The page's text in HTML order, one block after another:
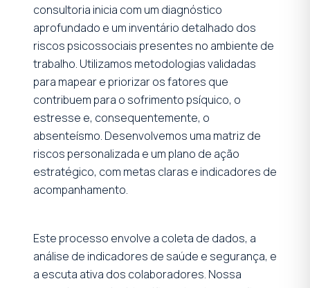
consultoria inicia com um diagnóstico
aprofundado e um inventário detalhado dos
riscos psicossociais presentes no ambiente de
trabalho. Utilizamos metodologias validadas
para mapear e priorizar os fatores que
contribuem para o sofrimento psíquico, o
estresse e, consequentemente, o
absenteísmo. Desenvolvemos uma matriz de
riscos personalizada e um plano de ação
estratégico, com metas claras e indicadores de
acompanhamento.
Este processo envolve a coleta de dados, a
análise de indicadores de saúde e segurança, e
a escuta ativa dos colaboradores. Nossa